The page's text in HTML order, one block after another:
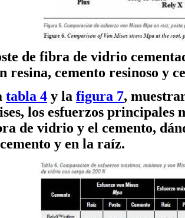
de fibra de vidrio
resina, cemento resinoso y
tabla 4 y la figura 7,
los esfuerzos principales
de vidrio y el cemento,
y en la raíz.